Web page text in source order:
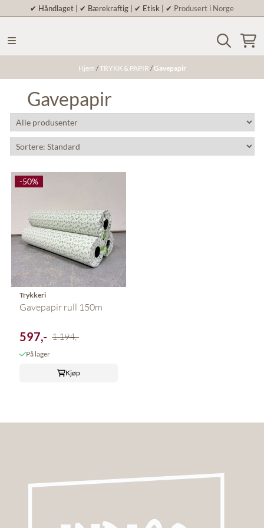
Hopp til innhold
✔ Håndlaget | ✔ Bærekraftig | ✔ Etisk | ✔ Produsert i Norge
Hjem /TRYKK & PAPIR /Gavepapir
Gavepapir
-50%
Trykkeri
Gavepapir rull 150m
597,- 1.194,-
På lager
Kjøp